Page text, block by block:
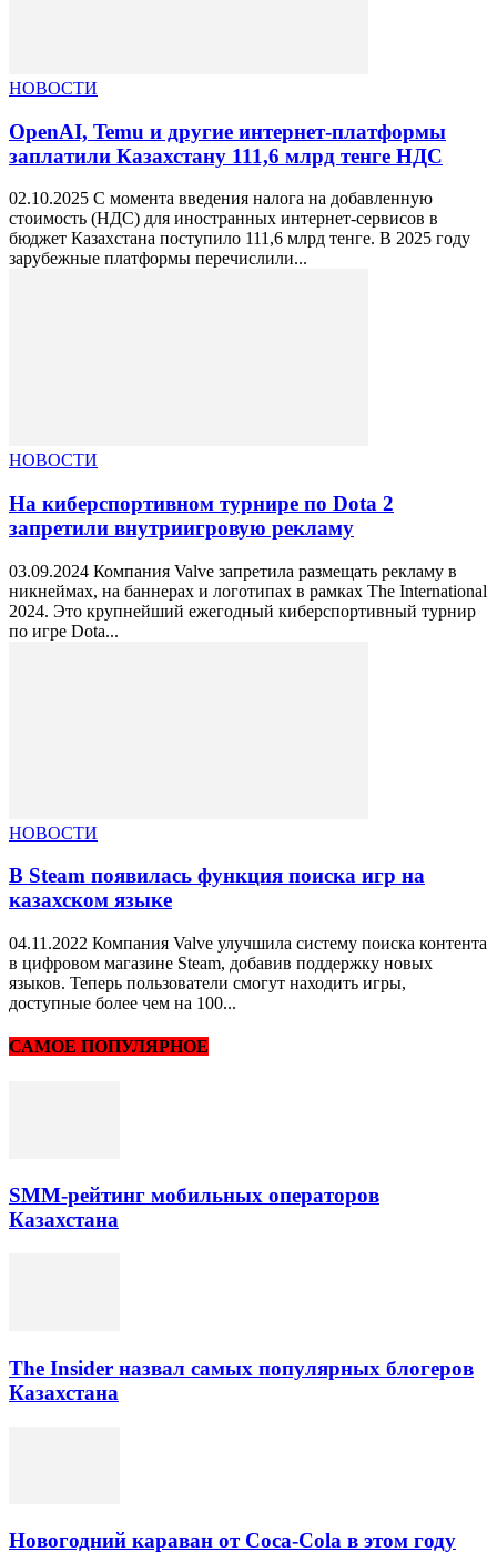
НОВОСТИ
OpenAI, Temu и другие интернет-платформы
заплатили Казахстану 111,6 млрд тенге НДС
02.10.2025 С момента введения налога на добавленную
стоимость (НДС) для иностранных интернет-сервисов в
бюджет Казахстана поступило 111,6 млрд тенге. В 2025 году
зарубежные платформы перечислили...
НОВОСТИ
На киберспортивном турнире по Dota 2
запретили внутриигровую рекламу
03.09.2024 Компания Valve запретила размещать рекламу в
никнеймах, на баннерах и логотипах в рамках The International
2024. Это крупнейший ежегодный киберспортивный турнир
по игре Dota...
НОВОСТИ
В Steam появилась функция поиска игр на
казахском языке
04.11.2022 Компания Valve улучшила систему поиска контента
в цифровом магазине Steam, добавив поддержку новых
языков. Теперь пользователи смогут находить игры,
доступные более чем на 100...
САМОЕ ПОПУЛЯРНОЕ
SMM-рейтинг мобильных операторов
Казахстана
The Insider назвал самых популярных блогеров
Казахстана
Новогодний караван от Coca-Cola в этом году